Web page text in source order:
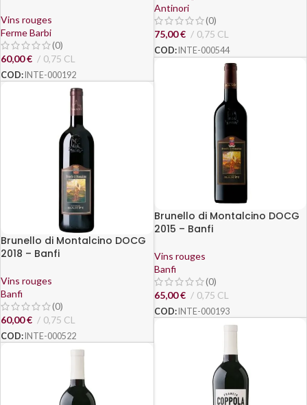
Antinori
(0)
75,00€ 0,75 CL
COD: INTE-000544
Vins rouges
Ferme Barbi
(0)
60,00€ 0,75 CL
COD: INTE-000192
Brunello di Montalcino DOCG
2015 – Banfi
Vins rouges
Banfi
(0)
65,00€ 0,75 CL
COD: INTE-000193
Brunello di Montalcino DOCG
2018 – Banfi
Vins rouges
Banfi
(0)
60,00€ 0,75 CL
COD: INTE-000522